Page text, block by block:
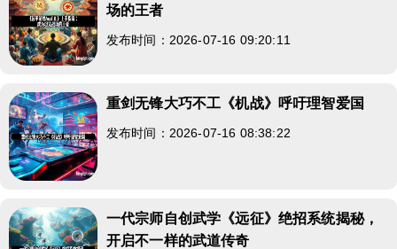
场的王者
发布时间：2026-07-16 09:20:11
重剑无锋大巧不工《机战》呼吁理智爱国
发布时间：2026-07-16 08:38:22
一代宗师自创武学《远征》绝招系统揭秘，
开启不一样的武道传奇